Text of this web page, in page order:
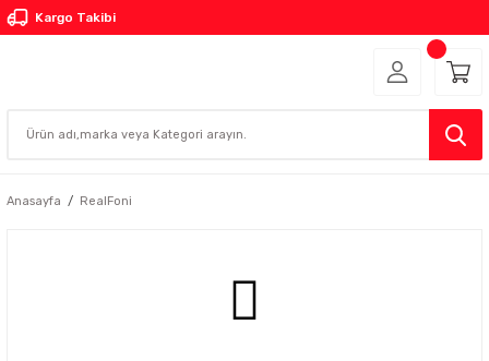
Kargo Takibi
Anasayfa RealFoni